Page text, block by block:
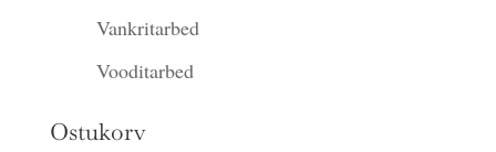
Vankritarbed
Vooditarbed
Ostukorv